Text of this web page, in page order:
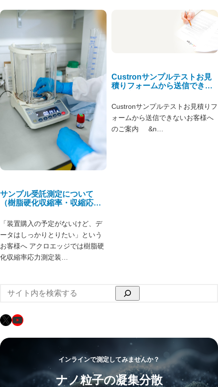
サンプル受託測定について
（樹脂硬化収縮率・収縮応
「装置購入の予定がないけど、デ
ータはしっかりとりたい」という
お客様へ アクロエッジでは樹脂硬
化収縮率応力測定装…
Custronサンプルテストお見
積りフォームから送信できな
Custronサンプルテストお見積りフ
ォームから送信できないお客様へ
のご案内 &n…
検
索
X YouTube
インラインで測定してみませんか？
ナノ粒子の凝集分散